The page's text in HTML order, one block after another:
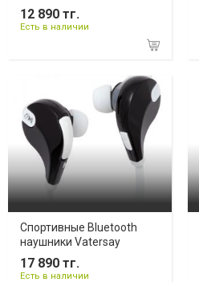
12 890 тг.
Есть в наличии
Cпортивные Bluetooth
наушники Vatersay
17 890 тг.
Есть в наличии